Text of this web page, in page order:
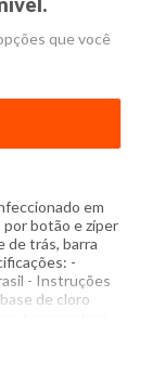
que você
em
por botão e zíper
de trás, barra
-
- Instruções
de cloro
temperatura